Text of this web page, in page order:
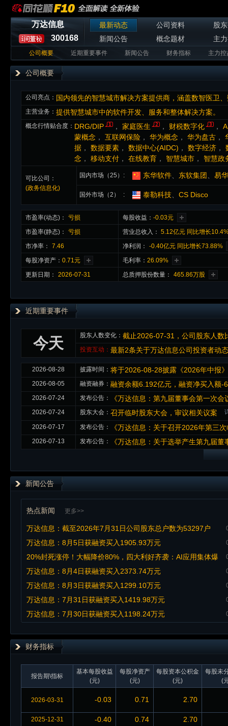
万达信息
300168
最新动态 公司资料
股
新闻公告
概念题材 主
公司概要 近期重要事件 新闻公告 财务指标 主力控
公司概要
公司亮点：
主营业务： 提供智慧城市中的软件开发、服务和整体解决方案。
概念行情贴合度： DRG/DIP ， 家庭医生 ， 财税数字化 ，
蒙概念 ， 互联网保险 ， 华为概念 ， 华为盘古 ，
据 ， 数据要素 ， 数据中心(AIDC) ， 数字经济 ，
念 ， 移动支付 ， 在线教育 ， 智慧城市 ， 智慧政
可比公司：
(政务信息化)
国内市场（25） 东华软件 东软集团 易
国外市场（2） 泰勒科技 CS Disco
市盈率(动态)： 亏损 每股收益： -0.03元
市盈率(静态)：
亏损 营业总收入： 5.12亿元 同比增长
市净率：
7.46 净利润：
-0.40亿元 同比增长73.88%
每股净资产： 0.71元 毛利率： 26.09%
更新日期：
2026-07-31 总质押股份数量： 465.86万股
近期重要事件
今天 股东人数变化： 截止2026-07-31，公司股东人
投资互动： 最新2条关于万达信息公司投资者动
2026-08-28 披露时间： 将于2026-08-28披露《2026年中报》
2026-08-05 融资融券： 融资余额6.192亿元，融资净买入额-
2026-07-24 发布公告： 《万达信息：第九届董事会第一次
2026-07-24 股东大会： 召开临时股东大会，审议相关议案
2026-07-17 发布公告： 《万达信息：关于召开2026年第三
2026-07-13 发布公告： 《万达信息：关于选举产生第九届
新闻公告
热点新闻 更多>>
万达信息：截至2026年7月31日公司股东总户数为53297户
万达信息：8月5日获融资买入1905.93万元
20%封死涨停！大幅降价80%，四大利好齐袭：AI应用集体爆
发
万达信息：8月4日获融资买入2373.74万元
万达信息：8月3日获融资买入1299.10万元
万达信息：7月31日获融资买入1419.98万元
万达信息：7月30日获融资买入1198.24万元
财务指标
报告期\指标
基本每股收益
(元)
每股净资产
(元)
每股资本公积金
(元)
每股未
(
2026-03-31 -0.03 0.71 2.70
2025-12-31 -0.40 0.74 2.70